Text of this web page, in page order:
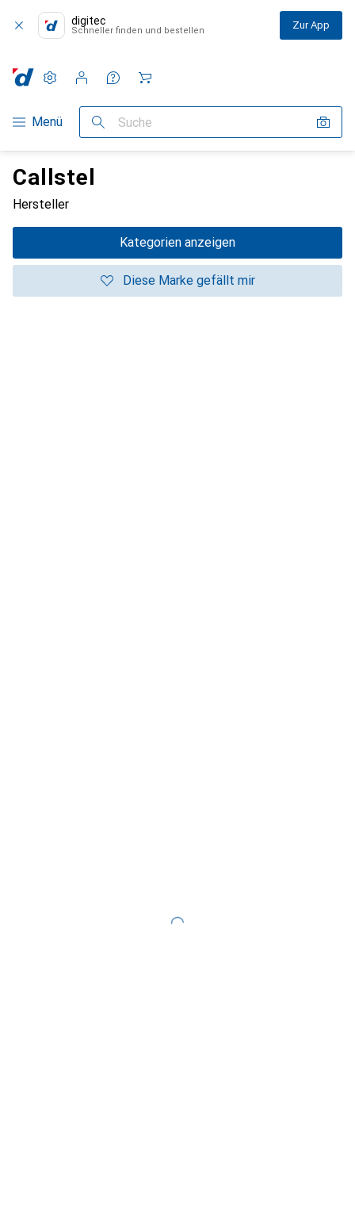
digitec
Schneller finden und bestellen Zur App
Navigation nach Kategorien
Menü Suche
Einstellungen
Kundenkonto
Vergleichslisten
Merklisten
Warenkorb
Callstel
Hersteller
Kategorien anzeigen
Diese Marke gefällt mir